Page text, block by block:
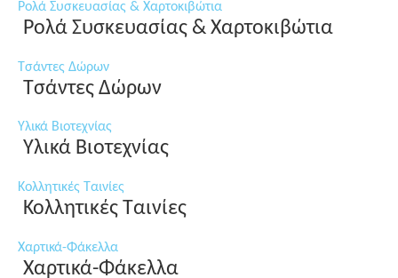
Ρολά Συσκευασίας & Χαρτοκιβώτια
Ρολά Συσκευασίας & Χαρτοκιβώτια
Τσάντες Δώρων
Τσάντες Δώρων
Υλικά Βιοτεχνίας
Υλικά Βιοτεχνίας
Κολλητικές Ταινίες
Κολλητικές Ταινίες
Χαρτικά-Φάκελλα
Χαρτικά-Φάκελλα